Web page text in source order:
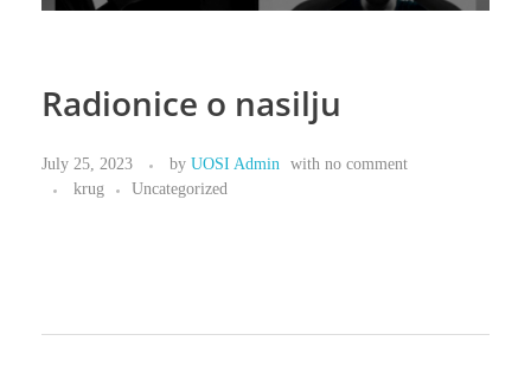
Radionice o nasilju
July 25, 2023 by UOSI Admin with no comment
krug
Uncategorized